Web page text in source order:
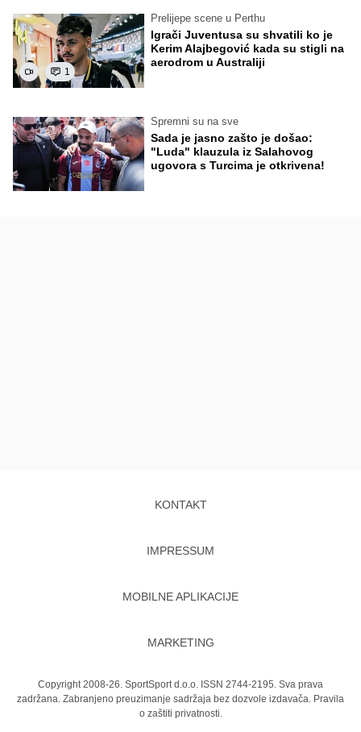
1
Prelijepe scene u Perthu
Igrači Juventusa su shvatili ko je
Kerim Alajbegović kada su stigli na
aerodrom u Australiji
Spremni su na sve
Sada je jasno zašto je došao:
"Luda" klauzula iz Salahovog
ugovora s Turcima je otkrivena!
KONTAKT
IMPRESSUM
MOBILNE APLIKACIJE
MARKETING
Copyright 2008-26. SportSport d.o.o. ISSN 2744-2195. Sva prava
zadržana. Zabranjeno preuzimanje sadržaja bez dozvole izdavača. Pravila
o zaštiti privatnosti.